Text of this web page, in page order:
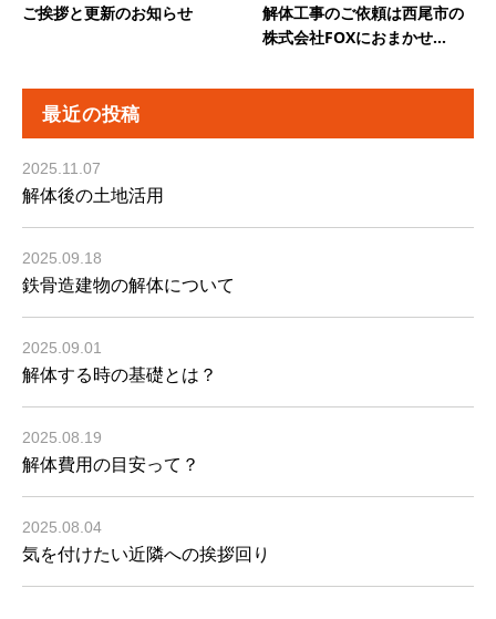
ご挨拶と更新のお知らせ
解体工事のご依頼は西尾市の
株式会社FOXにおまかせ...
最近の投稿
2025.11.07
解体後の土地活用
2025.09.18
鉄骨造建物の解体について
2025.09.01
解体する時の基礎とは？
2025.08.19
解体費用の目安って？
2025.08.04
気を付けたい近隣への挨拶回り